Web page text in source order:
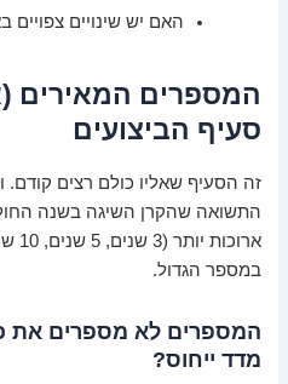
האם יש שינויים צפויים
המספרים המאירים
סעיף הביצועים
זה הסעיף שאליו כולם רצים קודם.
התשואה שהקרן השיגה בשנה
במספר הגדול.
המספרים לא מספרים את
מדד ייחוס?